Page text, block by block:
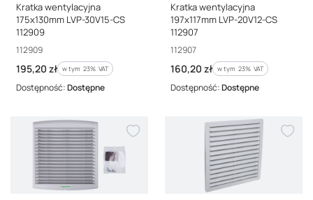
Kratka wentylacyjna
175x130mm LVP-30V15-CS
112909
Kod producenta
112909
Cena brutto
195,20 zł w tym %s VAT
w tym 23% VAT
Dostępność:Dostępne
Kratka wentylacyjna
197x117mm LVP-20V12-CS
112907
Kod producenta
112907
Cena brutto
160,20 zł w tym %s VAT
w tym 23% VAT
Dostępność:Dostępne